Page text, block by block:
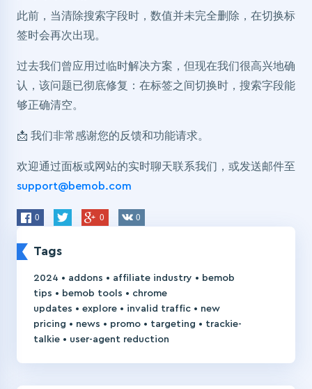
此前，当清除搜索字段时，数值并未完全删除，在切换标
签时会再次出现。
过去我们曾应用过临时解决方案，但现在我们很高兴地确
认，该问题已彻底修复：在标签之间切换时，搜索字段能
够正确清空。
📩 我们非常感谢您的反馈和功能请求。
欢迎通过面板或网站的实时聊天联系我们，或发送邮件至
support@bemob.com
0 0 0
Tags
2024 • addons • affiliate industry • bemob
tips • bemob tools • chrome
updates • explore • invalid traffic • new
pricing • news • promo • targeting • trackie-
talkie • user-agent reduction